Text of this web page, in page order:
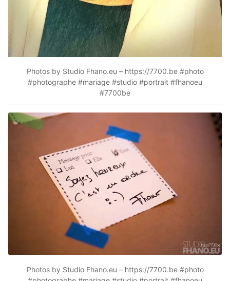
Photos by Studio Fhano.eu – https://7700.be #photo
#photographe #mariage #studio #portrait #fhanoeu
#7700be
Photos by Studio Fhano.eu – https://7700.be #photo